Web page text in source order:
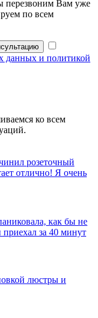
перезвоним Вам уже
по всем
данных и политикой
ко всем
розеточный
отлично! Я очень
как бы не
за 40 минут
люстры и